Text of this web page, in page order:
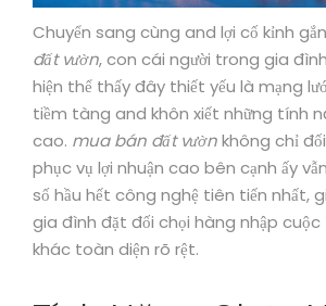
Chuyển sang cùng and lợi cố kỉnh
đất vườn, con cái người trong gia
hiện thể thấy đây thiết yếu là mạng
tiềm tàng and khôn xiết những tính
cao. mua bán đất vườnkhông chỉ
phục vụ lợi nhuận cao bên cạnh ấy
số hầu hết công nghệ tiên tiến nhất,
gia đình đặt đối chọi hàng nhập cuộc
khác toàn diện rõ rệt.